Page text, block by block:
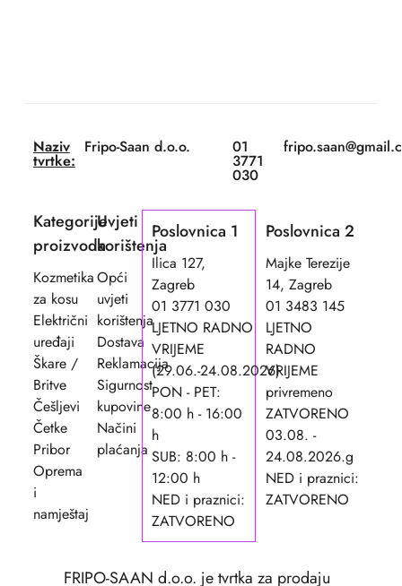
Naziv
tvrtke:
Fripo-Saan d.o.o. 01
3771
030
Kategorije
proizvoda
Kozmetika
za kosu
Električni
uređaji
Škare /
Britve
Češljevi
Četke
Pribor
Oprema
i
namještaj
Uvjeti
korištenja
Opći
uvjeti
korištenja
Dostava
Reklamacija
Sigurnost
kupovine
Načini
plaćanja
Poslovnica 1
Ilica 127,
Zagreb
01 3771 030
LJETNO RADNO
VRIJEME
(29.06.-24.08.2026)
PON - PET:
8:00 h - 16:00
h
SUB: 8:00 h -
12:00 h
NED i praznici:
ZATVORENO
Poslovnica 2
Majke Terezije
14, Zagreb
01 3483 145
LJETNO
RADNO
VRIJEME
privremeno
ZATVORENO
03.08. -
24.08.2026.g
NED i praznici:
ZATVORENO
FRIPO-SAAN d.o.o. je tvrtka za prodaju